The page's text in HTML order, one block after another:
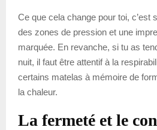
Ce que cela change pour toi, c’est
des zones de pression et une
marquée. En revanche, si tu as
nuit, il faut être attentif à la
certains matelas à mémoire de
la chaleur.
La fermeté et le